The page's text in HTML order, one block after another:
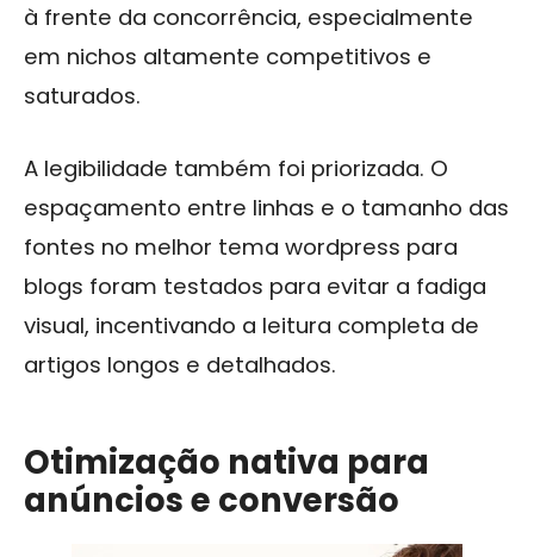
à frente da concorrência, especialmente
em nichos altamente competitivos e
saturados.
A legibilidade também foi priorizada. O
espaçamento entre linhas e o tamanho das
fontes no melhor tema wordpress para
blogs foram testados para evitar a fadiga
visual, incentivando a leitura completa de
artigos longos e detalhados.
Otimização nativa para
anúncios e conversão